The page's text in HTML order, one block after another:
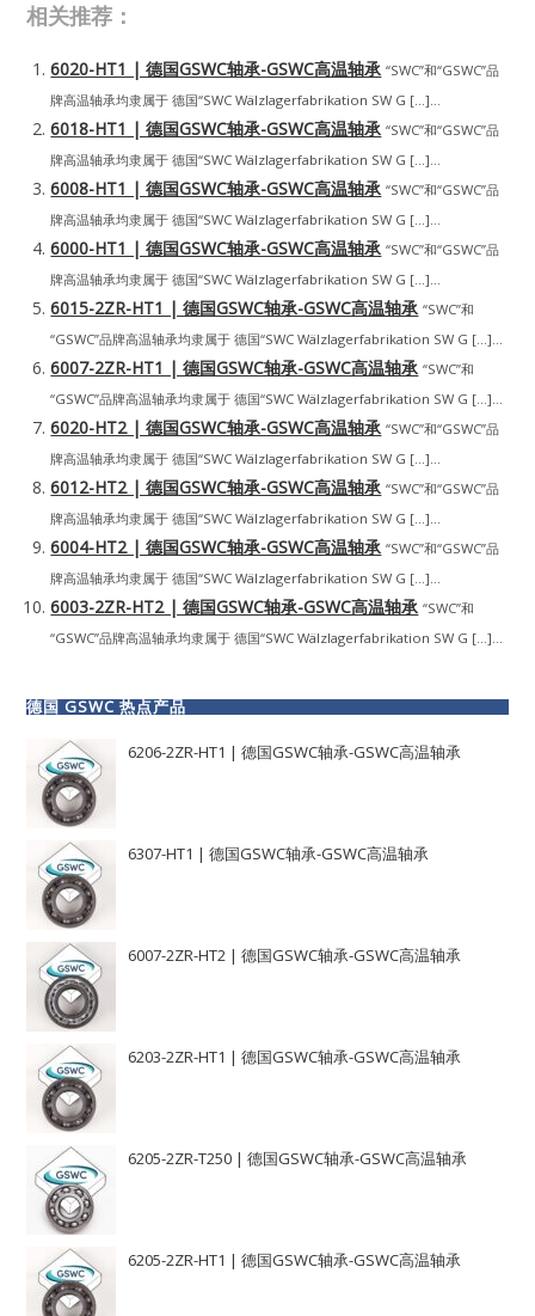
相关推荐：
6020-HT1 | 德国GSWC轴承-GSWC高温轴承 “SWC”和“GSWC”品
牌高温轴承均隶属于 德国“SWC Wälzlagerfabrikation SW G […]...
6018-HT1 | 德国GSWC轴承-GSWC高温轴承 “SWC”和“GSWC”品
牌高温轴承均隶属于 德国“SWC Wälzlagerfabrikation SW G […]...
6008-HT1 | 德国GSWC轴承-GSWC高温轴承 “SWC”和“GSWC”品
牌高温轴承均隶属于 德国“SWC Wälzlagerfabrikation SW G […]...
6000-HT1 | 德国GSWC轴承-GSWC高温轴承 “SWC”和“GSWC”品
牌高温轴承均隶属于 德国“SWC Wälzlagerfabrikation SW G […]...
6015-2ZR-HT1 | 德国GSWC轴承-GSWC高温轴承 “SWC”和
“GSWC”品牌高温轴承均隶属于 德国“SWC Wälzlagerfabrikation SW G […]...
6007-2ZR-HT1 | 德国GSWC轴承-GSWC高温轴承 “SWC”和
“GSWC”品牌高温轴承均隶属于 德国“SWC Wälzlagerfabrikation SW G […]...
6020-HT2 | 德国GSWC轴承-GSWC高温轴承 “SWC”和“GSWC”品
牌高温轴承均隶属于 德国“SWC Wälzlagerfabrikation SW G […]...
6012-HT2 | 德国GSWC轴承-GSWC高温轴承 “SWC”和“GSWC”品
牌高温轴承均隶属于 德国“SWC Wälzlagerfabrikation SW G […]...
6004-HT2 | 德国GSWC轴承-GSWC高温轴承 “SWC”和“GSWC”品
牌高温轴承均隶属于 德国“SWC Wälzlagerfabrikation SW G […]...
6003-2ZR-HT2 | 德国GSWC轴承-GSWC高温轴承 “SWC”和
“GSWC”品牌高温轴承均隶属于 德国“SWC Wälzlagerfabrikation SW G […]...
德国 GSWC 热点产品
6206-2ZR-HT1 | 德国GSWC轴承-GSWC高温轴承
6307-HT1 | 德国GSWC轴承-GSWC高温轴承
6007-2ZR-HT2 | 德国GSWC轴承-GSWC高温轴承
6203-2ZR-HT1 | 德国GSWC轴承-GSWC高温轴承
6205-2ZR-T250 | 德国GSWC轴承-GSWC高温轴承
6205-2ZR-HT1 | 德国GSWC轴承-GSWC高温轴承